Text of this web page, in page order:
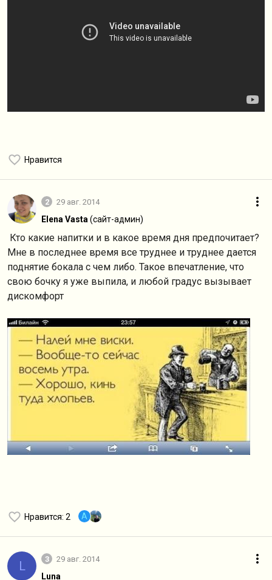
Нравится
2 29 авг. 2014
Elena Vasta (сайт-админ)
Кто какие напитки и в какое время дня предпочитает?
Мне в последнее время все труднее и труднее дается
поднятие бокала с чем либо. Такое впечатление, что
свою бочку я уже выпила, и любой градус вызывает
дискомфорт
Нравится: 2 A
L 3 29 авг. 2014
Luna